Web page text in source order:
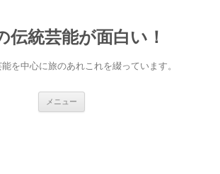
伝統芸能が面白い！
を中心に旅のあれこれを綴っています。
メニュー